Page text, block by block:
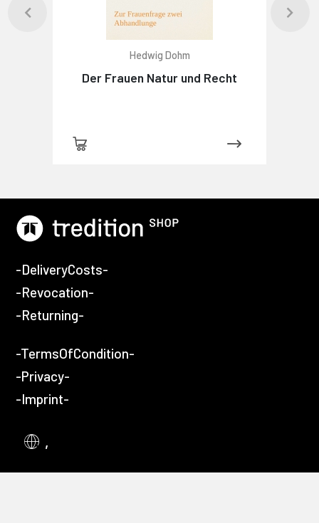
Hedwig Dohm
Der Frauen Natur und Recht
-DeliveryCosts-
-Revocation-
-Returning-
-TermsOfCondition-
-Privacy-
-Imprint-
,